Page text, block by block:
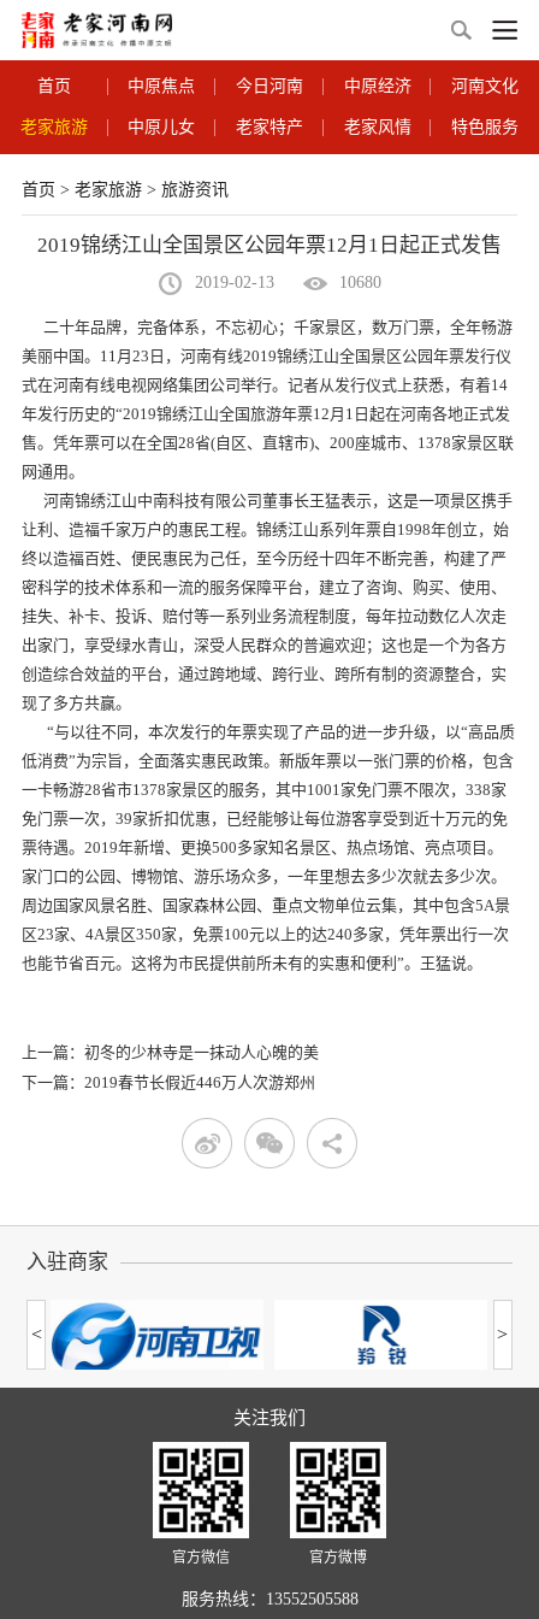
首页 中原焦点 今日河南 中原经济 河南文化
老家旅游 中原儿女 老家特产 老家风情 特色服务
首页 > 老家旅游> 旅游资讯
2019锦绣江山全国景区公园年票12月1日起正式发售
2019-02-13 10680
二十年品牌，完备体系，不忘初心；千家景区，数万门票，全年畅游
美丽中国。11月23日，河南有线2019锦绣江山全国景区公园年票发行仪
式在河南有线电视网络集团公司举行。记者从发行仪式上获悉，有着14
年发行历史的“2019锦绣江山全国旅游年票12月1日起在河南各地正式发
售。凭年票可以在全国28省(自区、直辖市)、200座城市、1378家景区联
网通用。
河南锦绣江山中南科技有限公司董事长王猛表示，这是一项景区携手
让利、造福千家万户的惠民工程。锦绣江山系列年票自1998年创立，始
终以造福百姓、便民惠民为己任，至今历经十四年不断完善，构建了严
密科学的技术体系和一流的服务保障平台，建立了咨询、购买、使用、
挂失、补卡、投诉、赔付等一系列业务流程制度，每年拉动数亿人次走
出家门，享受绿水青山，深受人民群众的普遍欢迎；这也是一个为各方
创造综合效益的平台，通过跨地域、跨行业、跨所有制的资源整合，实
现了多方共赢。
“与以往不同，本次发行的年票实现了产品的进一步升级，以“高品质
低消费”为宗旨，全面落实惠民政策。新版年票以一张门票的价格，包含
一卡畅游28省市1378家景区的服务，其中1001家免门票不限次，338家
免门票一次，39家折扣优惠，已经能够让每位游客享受到近十万元的免
票待遇。2019年新增、更换500多家知名景区、热点场馆、亮点项目。
家门口的公园、博物馆、游乐场众多，一年里想去多少次就去多少次。
周边国家风景名胜、国家森林公园、重点文物单位云集，其中包含5A景
区23家、4A景区350家，免票100元以上的达240多家，凭年票出行一次
也能节省百元。这将为市民提供前所未有的实惠和便利”。王猛说。
上一篇：初冬的少林寺是一抹动人心魄的美
下一篇：2019春节长假近446万人次游郑州
入驻商家
< >
关注我们
官方微信 官方微博
服务热线： 13552505588